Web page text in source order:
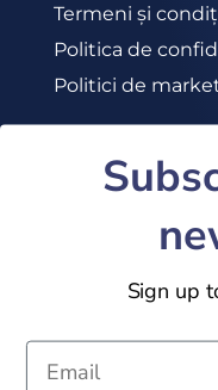
Termeni și
Politica de
Politici de
ABONEAZĂ-TE LA
Sign up